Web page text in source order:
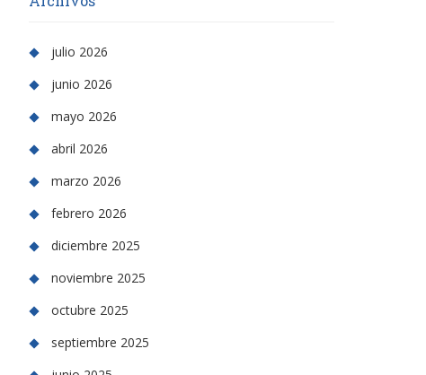
julio 2026
junio 2026
mayo 2026
abril 2026
marzo 2026
febrero 2026
diciembre 2025
noviembre 2025
octubre 2025
septiembre 2025